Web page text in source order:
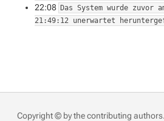
22:08 Das System wurde zuvor
21:49:12 unerwartet
Copyright © by the contributing